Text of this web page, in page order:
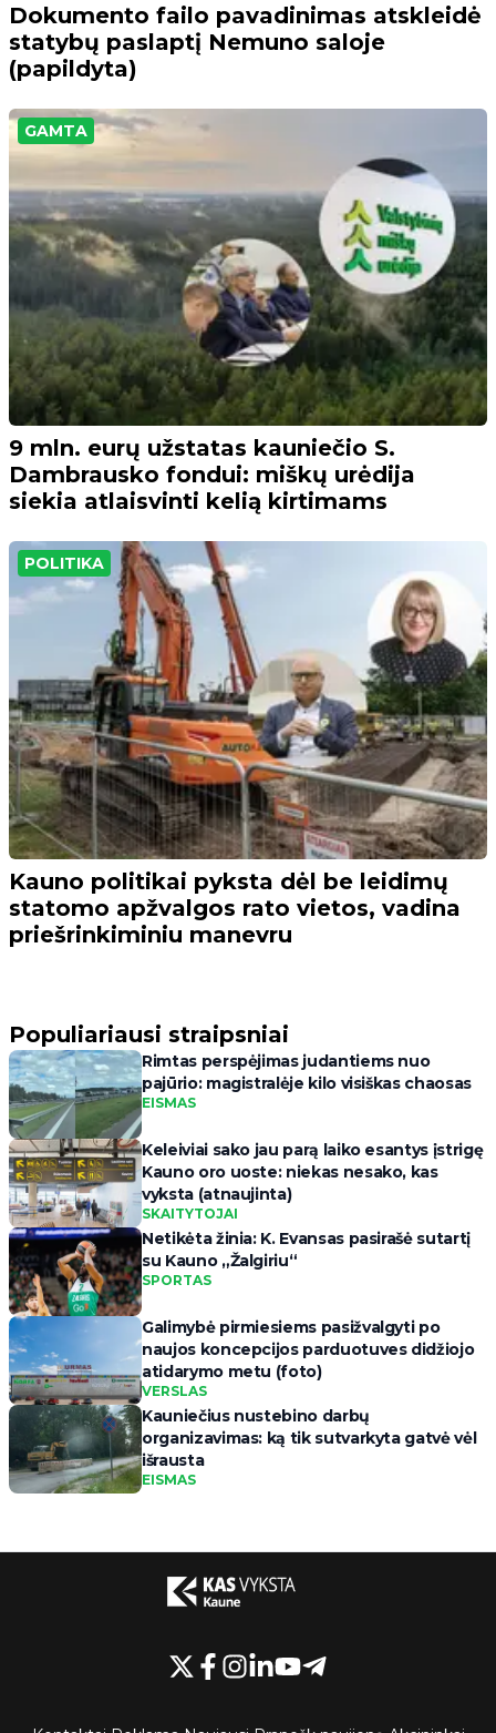
Dokumento failo pavadinimas atskleidė
statybų paslaptį Nemuno saloje
(papildyta)
GAMTA
9 mln. eurų užstatas kauniečio S.
Dambrausko fondui: miškų urėdija
siekia atlaisvinti kelią kirtimams
POLITIKA
Kauno politikai pyksta dėl be leidimų
statomo apžvalgos rato vietos, vadina
priešrinkiminiu manevru
Populiariausi straipsniai
Rimtas perspėjimas judantiems nuo
pajūrio: magistralėje kilo visiškas chaosas
EISMAS
Keleiviai sako jau parą laiko esantys įstrigę
Kauno oro uoste: niekas nesako, kas
vyksta (atnaujinta)
SKAITYTOJAI
Netikėta žinia: K. Evansas pasirašė sutartį
su Kauno „Žalgiriu“
SPORTAS
Galimybė pirmiesiems pasižvalgyti po
naujos koncepcijos parduotuves didžiojo
atidarymo metu (foto)
VERSLAS
Kauniečius nustebino darbų
organizavimas: ką tik sutvarkyta gatvė vėl
išrausta
EISMAS